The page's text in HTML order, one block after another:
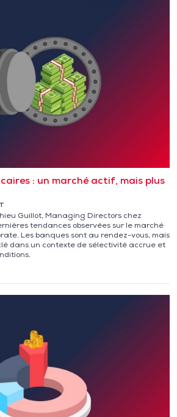
: un marché actif, mais plus
Guillot, Managing Directors chez
tendances observées sur le marché
Les banques sont au rendez-vous, mais
dans un contexte de sélectivité accrue et